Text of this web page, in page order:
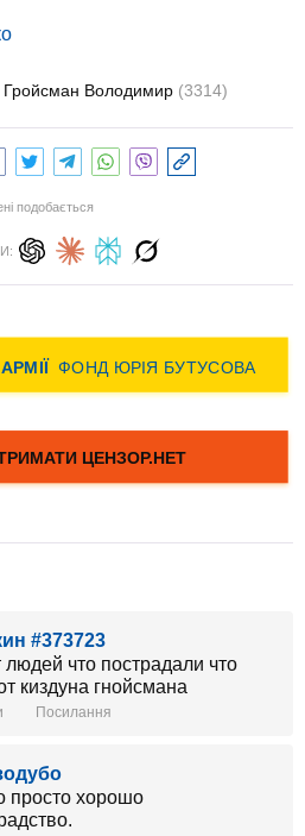
Гройсман Володимир (3314)
подобається
#373723
что пострадали что
киздуна гнойсмана
Посилання
просто хорошо